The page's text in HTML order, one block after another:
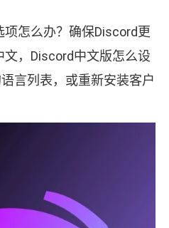
怎么办？确保Discord更
，Discord中文版怎么设
言列表，或重新安装客户